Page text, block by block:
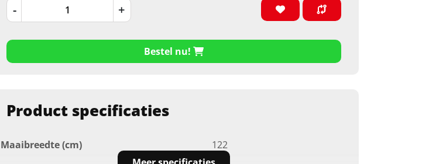
- +
Bestel nu!
Product specificaties
Maaibreedte (cm) 122